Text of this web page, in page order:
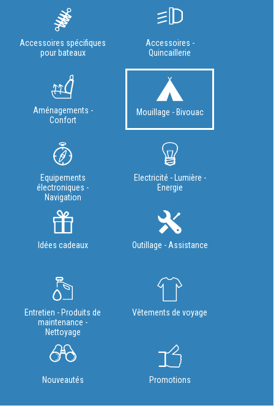
Accessoires spécifiques
pour bateaux
Accessoires -
Quincaillerie
Aménagements -
Confort
Mouillage - Bivouac
Equipements
électroniques -
Navigation
Electricité - Lumière -
Energie
Idées cadeaux Outillage - Assistance
Entretien - Produits de
maintenance -
Nettoyage
Vêtements de voyage
Nouveautés Promotions